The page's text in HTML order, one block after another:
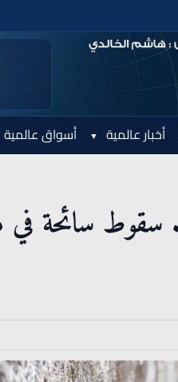
أخبار عالمية أسواق عالمية